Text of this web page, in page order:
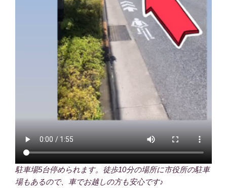
駐車場5台停められます。徒歩10分の場所に市役所の駐車
場もあるので、車でお越しの方も安心です♪